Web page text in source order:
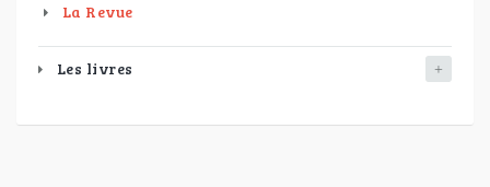
La Revue
Les livres